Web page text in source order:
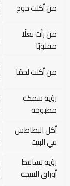
من أكلت خوخ
من رأت نعلًا
مقلوبًا
من أكلت لحمًا
رؤية سمكة
مطبوخة
أكل البطاطس
في البيت
رؤية تساقط
أوراق النتيجة